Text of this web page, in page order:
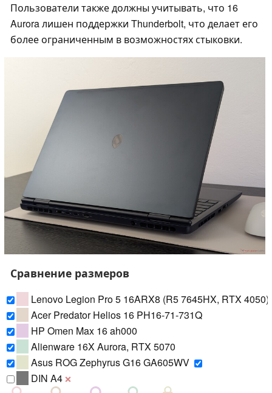
Пользователи также должны учитывать, что 16
Aurora лишен поддержки Thunderbolt, что делает его
более ограниченным в возможностях стыковки.
Сравнение размеров
Lenovo Legion Pro 5 16ARX8 (R5 7645HX, RTX 4050)
Acer Predator Helios 16 PH16-71-731Q
HP Omen Max 16 ah000
Alienware 16X Aurora, RTX 5070
Asus ROG Zephyrus G16 GA605WV
DIN A4 ❌